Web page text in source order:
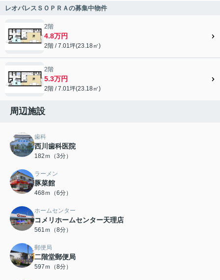
レオパレスＳＯＰＲＡの募集中物件
2階
4.8万円
2階 / 7.01坪(23.18㎡)
2階
5.3万円
2階 / 7.01坪(23.18㎡)
周辺施設
歯科
西川歯科医院
182ｍ（3分）
ラーメン
豚菜館
468ｍ（6分）
ホームセンター
コメリホームセンター天理店
561ｍ（8分）
郵便局
二階堂郵便局
597ｍ（8分）